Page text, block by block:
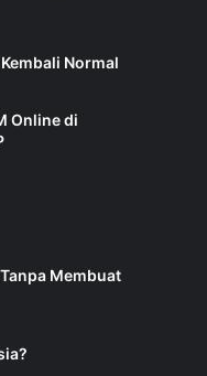
Normal
Online di
Membuat